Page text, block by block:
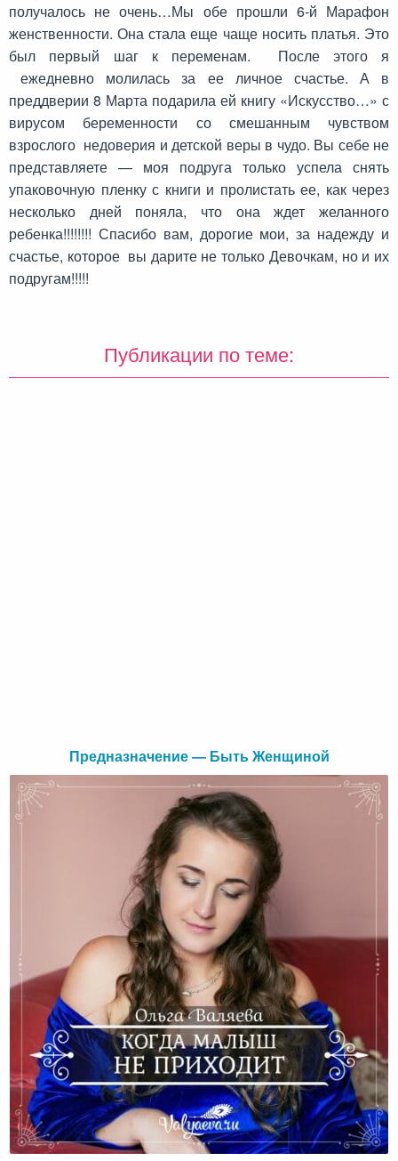
получалось не очень…Мы обе прошли 6-й Марафон
женственности. Она стала еще чаще носить платья. Это
был первый шаг к переменам. После этого я
ежедневно молилась за ее личное счастье. А в
преддверии 8 Марта подарила ей книгу «Искусство…» с
вирусом беременности со смешанным чувством
взрослого недоверия и детской веры в чудо. Вы себе не
представляете — моя подруга только успела снять
упаковочную пленку с книги и пролистать ее, как через
несколько дней поняла, что она ждет желанного
ребенка!!!!!!!! Спасибо вам, дорогие мои, за надежду и
счастье, которое вы дарите не только Девочкам, но и их
подругам!!!!!
Публикации по теме:
Предназначение — Быть Женщиной
Когда Малыш Не Приходит